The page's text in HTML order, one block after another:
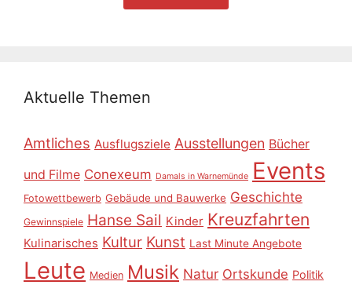
Aktuelle Themen
Amtliches Ausflugsziele Ausstellungen Bücher
und Filme Conexeum Damals in Warnemünde Events
Fotowettbewerb Gebäude und Bauwerke Geschichte
Gewinnspiele Hanse Sail Kinder Kreuzfahrten
Kulinarisches Kultur Kunst Last Minute Angebote
Leute Medien Musik Natur Ortskunde Politik